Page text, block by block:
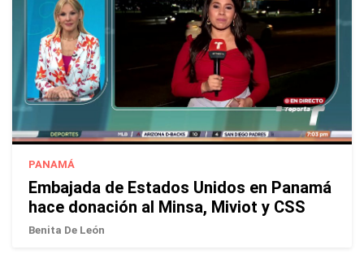
PANAMÁ
Embajada de Estados Unidos en Panamá
hace donación al Minsa, Miviot y CSS
Benita De León